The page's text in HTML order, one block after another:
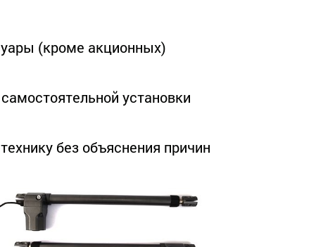
(кроме акционных)
установки
без объяснения причин